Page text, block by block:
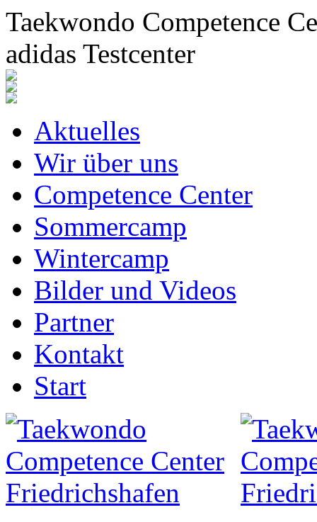
Taekwondo Competence
adidas Testcenter
Aktuelles
Wir über uns
Competence Center
Sommercamp
Wintercamp
Bilder und Videos
Partner
Kontakt
Start